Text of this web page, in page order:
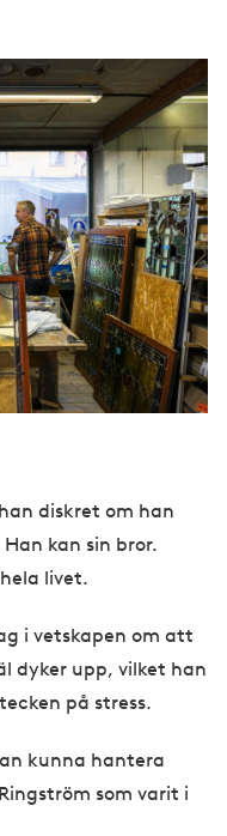
diskret om han
kan sin bror.
livet.
i vetskapen om att
dyker upp, vilket han
på stress.
kunna hantera
som varit i